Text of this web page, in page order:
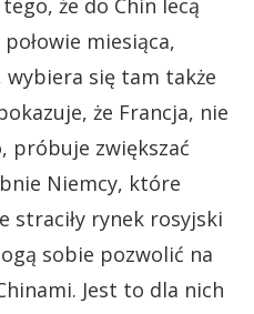
miesiąca,
się tam także
że Francja, nie
próbuje zwiększać
Niemcy, które
straciły rynek rosyjski
sobie pozwolić na
Jest to dla nich